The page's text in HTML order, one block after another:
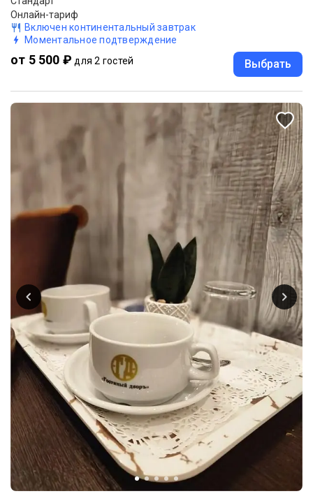
Онлайн-тариф
Включен континентальный завтрак
Моментальное подтверждение
от 5 500 ₽ для 2 гостей Выбрать